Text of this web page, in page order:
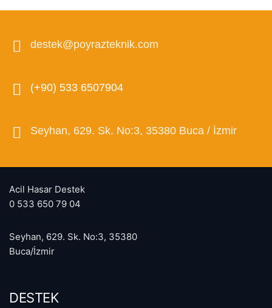
destek@poyrazteknik.com
(+90) 533 6507904
Seyhan, 629. Sk. No:3, 35380 Buca / İzmir
Acil Hasar Destek
0 533 650 79 04
Seyhan, 629. Sk. No:3, 35380
Buca/İzmir
DESTEK